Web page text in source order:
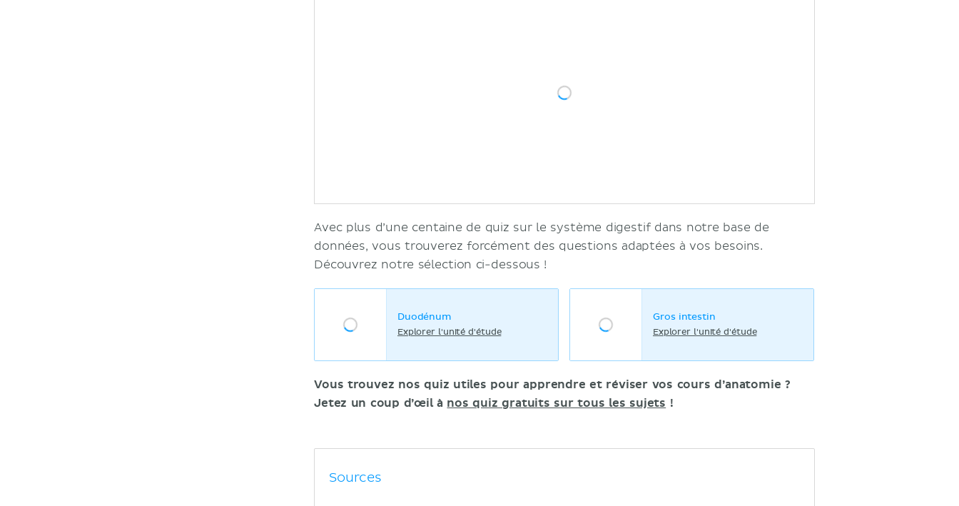
Avec plus d’une centaine de quiz sur le système digestif dans notre base de
données, vous trouverez forcément des questions adaptées à vos besoins.
Découvrez notre sélection ci-dessous !
Duodénum
Explorer l'unité d'étude
Gros intestin
Explorer l'unité d'étude
Vous trouvez nos quiz utiles pour apprendre et réviser vos cours d’anatomie ?
Jetez un coup d’œil à nos quiz gratuits sur tous les sujets !
Sources